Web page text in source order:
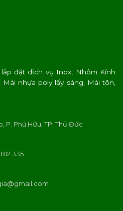
đặt dịch vụ Inox, Nhôm Kính
nhựa poly lấy sáng, Mái tôn,
P. Phú Hữu, TP. Thủ Đức